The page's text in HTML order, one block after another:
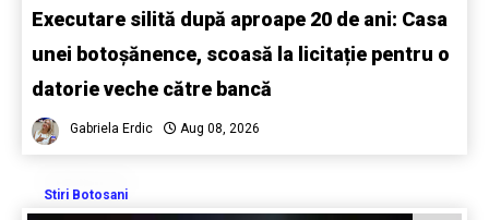
Executare silită după aproape 20 de ani: Casa
unei botoșănence, scoasă la licitație pentru o
datorie veche către bancă
Gabriela Erdic Aug 08, 2026
Stiri Botosani